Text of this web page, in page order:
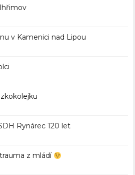
v Kamenici nad Lipou
Rynárec 120 let
z mládí